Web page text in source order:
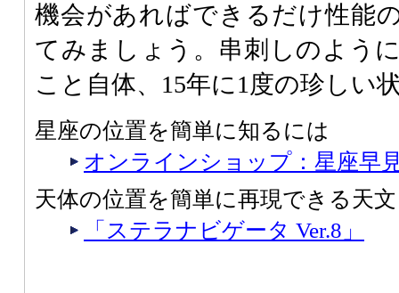
機会があればできるだけ性能
てみましょう。串刺しのよう
こと自体、15年に1度の珍しい
星座の位置を簡単に知るには
オンラインショップ：星座早
天体の位置を簡単に再現できる天
「ステラナビゲータ Ver.8」